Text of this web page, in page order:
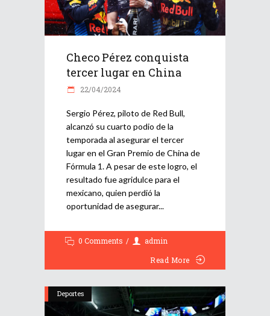
Checo Pérez conquista
tercer lugar en China
22/04/2024
Sergio Pérez, piloto de Red Bull,
alcanzó su cuarto podio de la
temporada al asegurar el tercer
lugar en el Gran Premio de China de
Fórmula 1. A pesar de este logro, el
resultado fue agridulce para el
mexicano, quien perdió la
oportunidad de asegurar
0 Comments
admin
Read More
Deportes